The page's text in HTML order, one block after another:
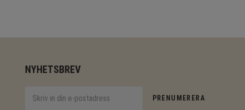
NYHETSBREV
PRENUMERERA